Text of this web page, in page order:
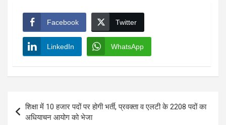
Facebook Twitter
LinkedIn WhatsApp
navigation
शिक्षा में 10 हजार पदों पर होगी भर्ती, प्रवक्ता व एलटी के 2208 पदों का
अधियाचन आयोग को भेजा